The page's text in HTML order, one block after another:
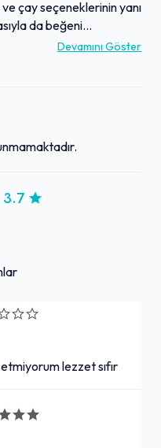
çay seçeneklerinin yanı
da beğeni
ve ilgili personeliyle
HARBOUR CAFE,
Devamını Göster
3.7
lezzet sıfır